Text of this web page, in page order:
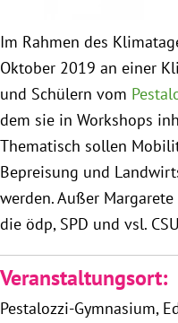
Bayern
München
Zur Person
Im Rahmen des
Oktober 2019 an einer
und Schülern vom
dem sie in Workshops
Thematisch sollen
Bepreisung und
werden. Außer
die ödp, SPD und vsl.
Veranstaltungsort:
Pestalozzi-Gymnasium